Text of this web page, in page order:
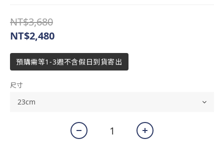
NT$3,680
NT$2,480
預購需等1-3週不含假日到貨寄出
尺寸